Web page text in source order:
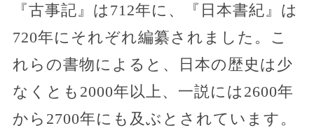
『古事記』は712年に、『日本書紀』は
720年にそれぞれ編纂されました。こ
れらの書物によると、日本の歴史は少
なくとも2000年以上、一説には2600年
から2700年にも及ぶとされています。